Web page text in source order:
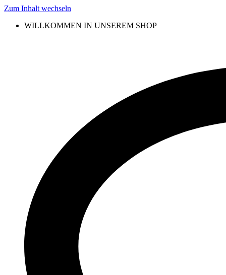
Zum Inhalt wechseln
WILLKOMMEN IN UNSEREM SHOP